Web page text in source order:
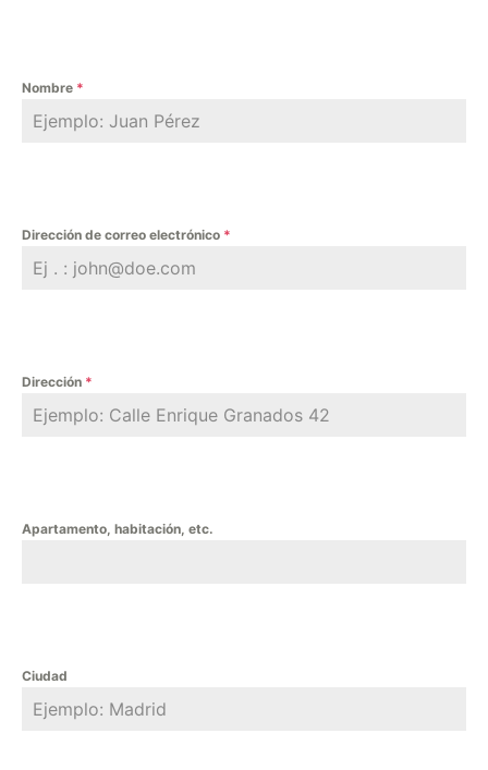
Nombre *
Dirección de correo electrónico *
Dirección *
Apartamento, habitación, etc.
Ciudad